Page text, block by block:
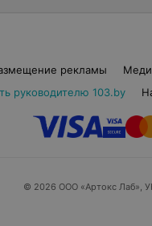
рекламы
руководителю 103.by
© 2026 ООО «Артокс Лаб»,